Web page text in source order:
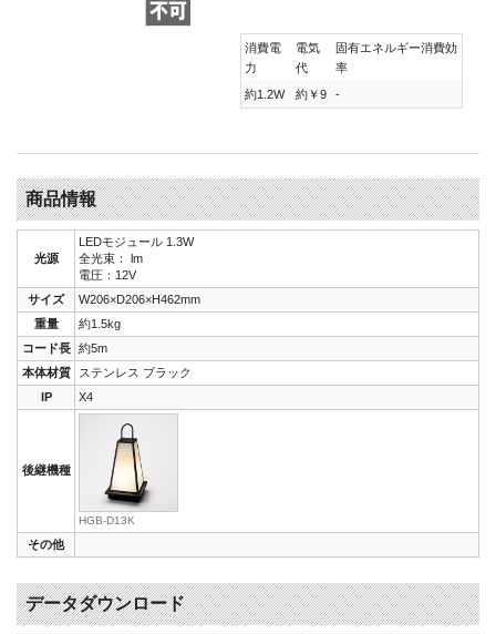
消費電
力
電気
代
固有エネルギー消費効
率
約1.2W
約￥9 -
商品情報
光源
LEDモジュール 1.3W
全光束： lm
電圧：12V
サイズ
W206×D206×H462mm
重量
約1.5kg
コード長
約5m
本体材質
ステンレス ブラック
IP
X4
後継機種
HGB-D13K
その他
データダウンロード